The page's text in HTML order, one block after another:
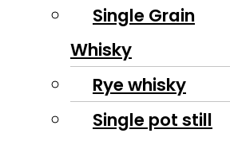
Single Grain
Whisky
Rye whisky
Single pot still